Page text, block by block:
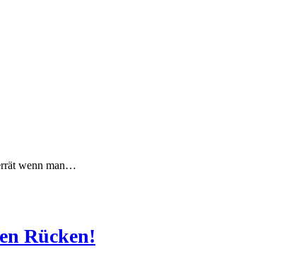
wenn man…
Rücken!